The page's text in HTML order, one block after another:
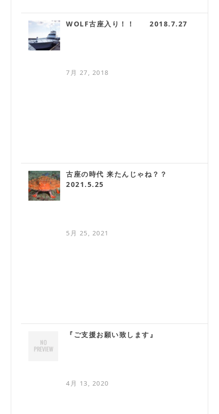
WOLF古座入り！！ 2018.7.27
7月 27, 2018
古座の時代 来たんじゃね？？
2021.5.25
5月 25, 2021
『ご支援お願い致します』
4月 13, 2020